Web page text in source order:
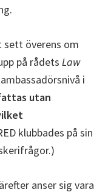
sett överens om
på rådets Law
i
utan
klubbades på sin
anser sig vara